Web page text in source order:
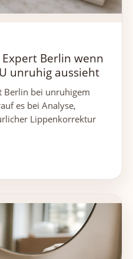
Berlin wenn
unruhig aussieht
Berlin bei unruhigem
es bei Analyse,
Lippenkorrektur